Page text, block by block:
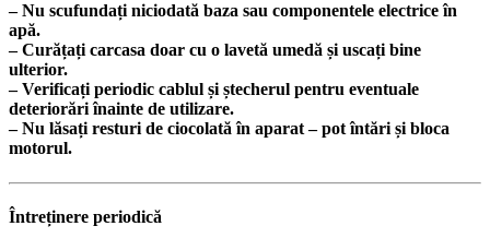
– Nu scufundați niciodată baza sau componentele electrice în
apă.
– Curățați carcasa doar cu o lavetă umedă și uscați bine
ulterior.
– Verificați periodic cablul și ștecherul pentru eventuale
deteriorări înainte de utilizare.
– Nu lăsați resturi de ciocolată în aparat – pot întări și bloca
motorul.
Întreținere periodică